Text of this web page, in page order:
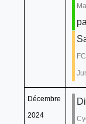
Décembre
2024